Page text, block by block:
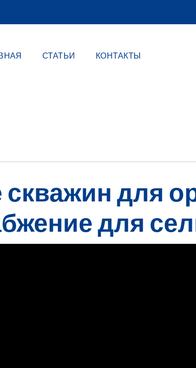
СТАТЬИ КОНТАКТЫ
скважин для
для